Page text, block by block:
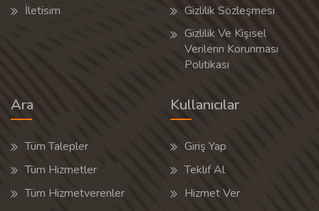
İletisim
Gizlilik Sözleşmesi
Gizlilik Ve Kişisel
Verilerin Korunması
Politikası
Ara
Tüm Talepler
Tüm Hizmetler
Tüm Hizmetverenler
Kullanıcılar
Giriş Yap
Teklif Al
Hizmet Ver